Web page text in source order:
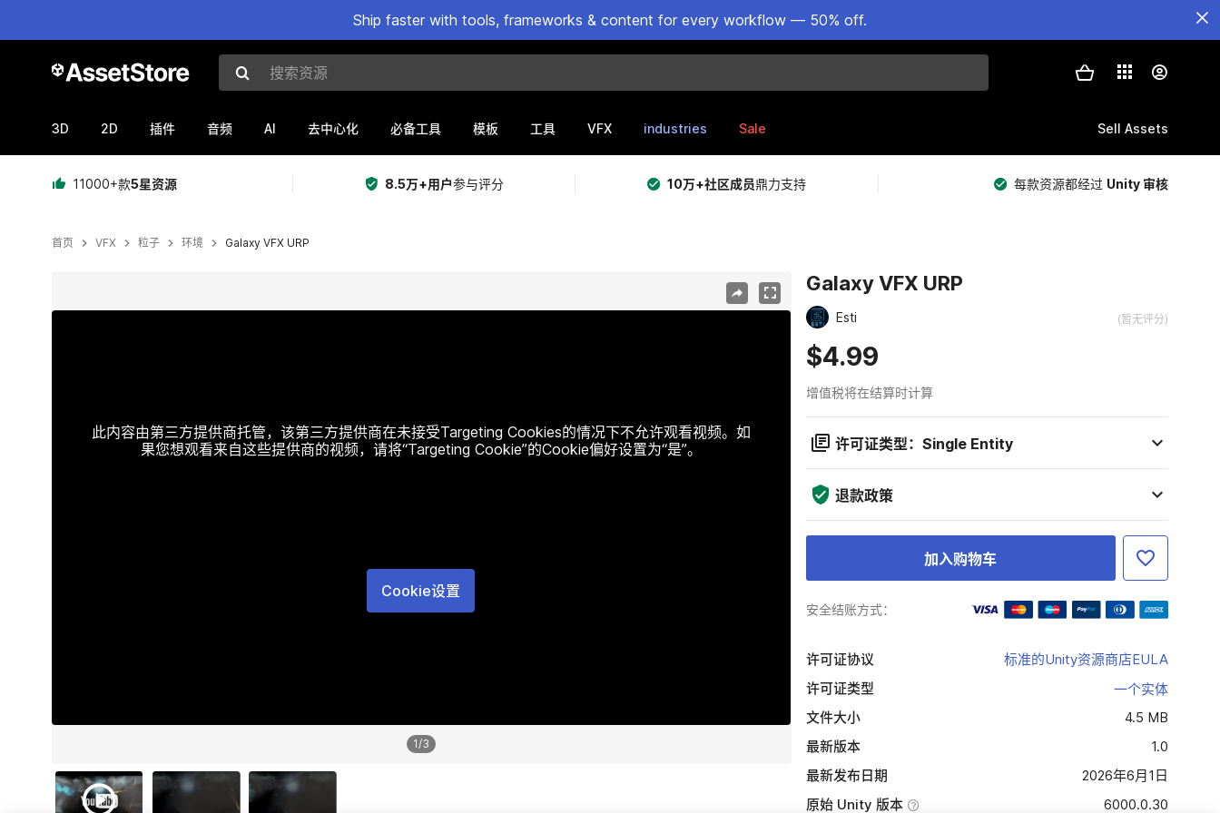
Ship faster with tools, frameworks & content for every workflow — 50% off.
搜索资源
3D 2D 插件 音频 AI 去中心化 必备工具 模板 工具 VFX industries Sale Sell Assets
11000+款5星资源 8.5万+用户参与评分 10万+社区成员鼎力支持 每款资源都经过 Unity 审核
首页 VFX 粒子 环境 Galaxy VFX URP
此内容由第三方提供商托管，该第三方提供商在未接受Targeting Cookies的情况下不允许观看视频。如
果您想观看来自这些提供商的视频，请将“Targeting Cookie”的Cookie偏好设置为“是”。
Cookie设置
1/3
Galaxy VFX URP
Esti (暂无评分)
$4.99
增值税将在结算时计算
许可证类型：Single Entity
退款政策
加入购物车
安全结账方式：
许可证协议
标准的Unity资源商店EULA
许可证类型
一个实体
文件大小
4.5 MB
最新版本
1.0
最新发布日期
2026年6月1日
原始 Unity 版本
6000.0.30